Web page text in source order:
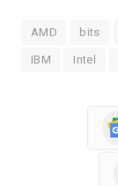
AMD bits
IBM Intel